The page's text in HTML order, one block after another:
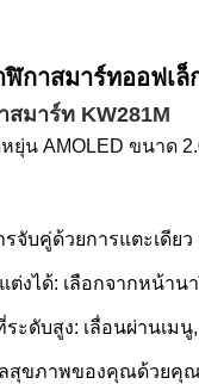
ฬิกาสมาร์ทออฟเล็
มาร์ท KW281M
น AMOLED ขนาด
จับคู่ด้วยการแตะเดีย
งได้: เลือกจากหน้า
ะดับสูง: เลื่อนผ่านเม
สุขภาพของคุณด้วยคุณ